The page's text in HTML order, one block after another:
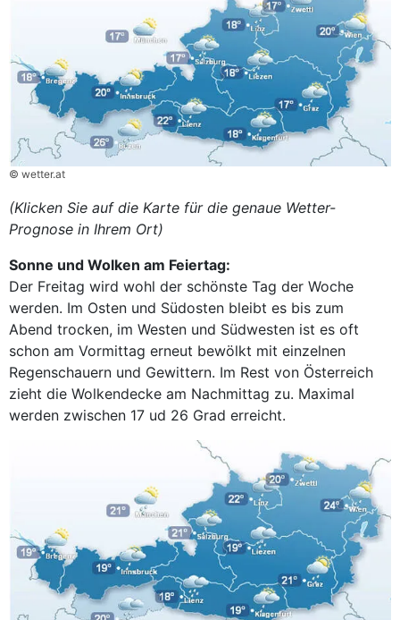
© wetter.at
(Klicken Sie auf die Karte für die genaue Wetter-
Prognose in Ihrem Ort)
Sonne und Wolken am Feiertag:
Der Freitag wird wohl der schönste Tag der Woche
werden. Im Osten und Südosten bleibt es bis zum
Abend trocken, im Westen und Südwesten ist es oft
schon am Vormittag erneut bewölkt mit einzelnen
Regenschauern und Gewittern. Im Rest von Österreich
zieht die Wolkendecke am Nachmittag zu. Maximal
werden zwischen 17 ud 26 Grad erreicht.